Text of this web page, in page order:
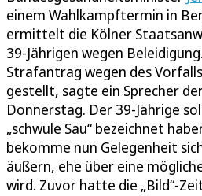
einem Wahlkampftermin in
ermittelt die Kölner
39-Jährigen wegen
Strafantrag wegen des
gestellt, sagte ein Sprecher
Donnerstag. Der 39-Jährige
„schwule Sau“ bezeichnet
bekomme nun Gelegenheit
äußern, ehe über eine
wird. Zuvor hatte die „Bild“-